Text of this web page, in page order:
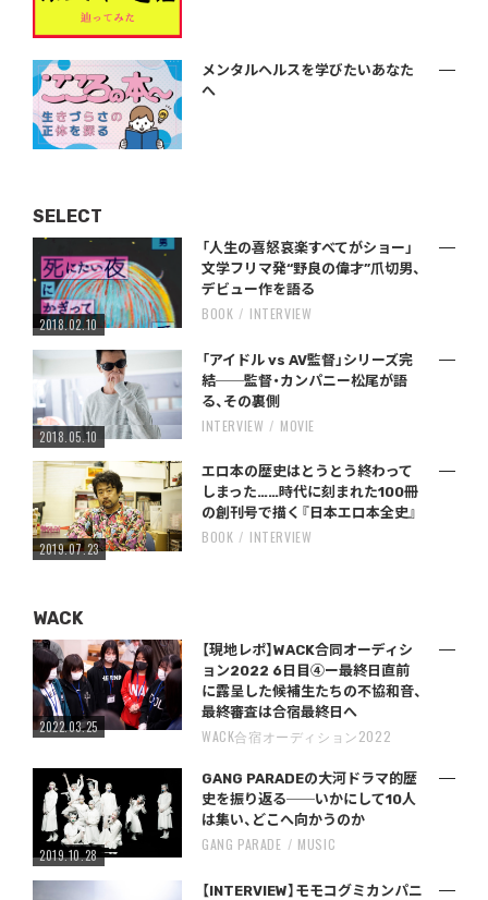
メンタルヘルスを学びたいあなた
へ
SELECT
2018.02.10
「人生の喜怒哀楽すべてがショー」
文学フリマ発“野良の偉才”爪切男、
デビュー作を語る
BOOK INTERVIEW
2018.05.10
「アイドル vs AV監督」シリーズ完
結──監督・カンパニー松尾が語
る、その裏側
INTERVIEW MOVIE
2019.07.23
エロ本の歴史はとうとう終わって
しまった……時代に刻まれた100冊
の創刊号で描く『日本エロ本全史』
BOOK INTERVIEW
WACK
2022.03.25
【現地レポ】WACK合同オーディシ
ョン2022 6日目④ー最終日直前
に露呈した候補生たちの不協和音、
最終審査は合宿最終日へ
WACK合宿オーディション2022
2019.10.28
GANG PARADEの大河ドラマ的歴
史を振り返る──いかにして10人
は集い、どこへ向かうのか
GANG PARADE MUSIC
【INTERVIEW】モモコグミカンパニ